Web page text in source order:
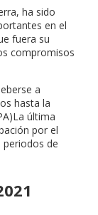
ha sido
en el
fuera su
compromisos
a
hasta la
última
por el
de